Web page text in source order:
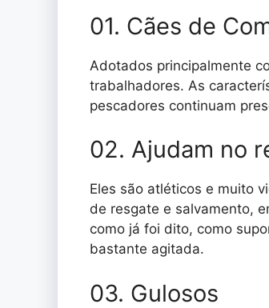
01. Cães de
Adotados principalmente
trabalhadores. As
pescadores continuam
02. Ajudam no
Eles são atléticos e muito
de resgate e salvamento,
como já foi dito, como
bastante agitada.
03. Gulosos